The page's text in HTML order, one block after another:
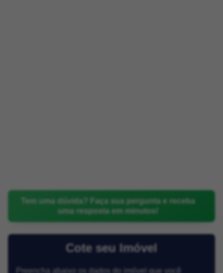
Tem uma dúvida? Faça sua pergunta e receba
uma resposta em minutos!
Cote seu Imóvel
Preencha abaixo os dados do imóvel que você